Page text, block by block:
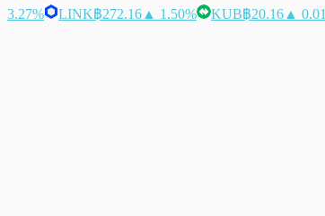
3.27%
LINK฿272.16 ▲ 1.50% KUB฿20.16 ▲